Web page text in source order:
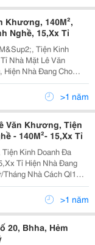
140M²,
Nghề, 15,Xx Tỉ
Tiện Kinh
Nhà Đang Cho
1A
Mega Hiệp Phú, Nhà
>1 năm
Khương, Tiện
- 140M²- 15,Xx Tỉ
Kinh Doanh Đa
Đang
Ql1A
Nhà Máy Bia Tiger, Tiện Di Chuyển... Tiện Vừa Ở...>1 năm
20, Bhha, Hẻm